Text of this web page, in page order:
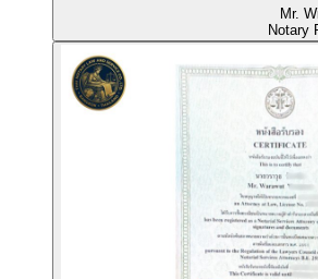
Mr.
Notary